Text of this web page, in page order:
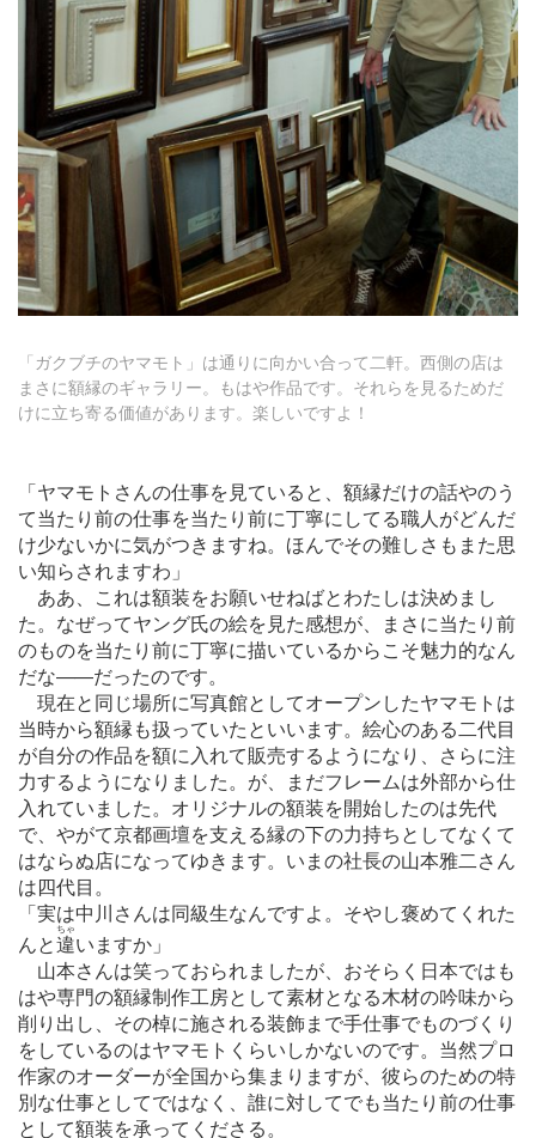
「ガクブチのヤマモト」は通りに向かい合って二軒。西側の店は
まさに額縁のギャラリー。もはや作品です。それらを見るためだ
けに立ち寄る価値があります。楽しいですよ！
「ヤマモトさんの仕事を見ていると、額縁だけの話やのう
て当たり前の仕事を当たり前に丁寧にしてる職人がどんだ
け少ないかに気がつきますね。ほんでその難しさもまた思
い知らされますわ」
ああ、これは額装をお願いせねばとわたしは決めまし
た。なぜってヤング氏の絵を見た感想が、まさに当たり前
のものを当たり前に丁寧に描いているからこそ魅力的なん
だな――だったのです。
現在と同じ場所に写真館としてオープンしたヤマモトは
当時から額縁も扱っていたといいます。絵心のある二代目
が自分の作品を額に入れて販売するようになり、さらに注
力するようになりました。が、まだフレームは外部から仕
入れていました。オリジナルの額装を開始したのは先代
で、やがて京都画壇を支える縁の下の力持ちとしてなくて
はならぬ店になってゆきます。いまの社長の山本雅二さん
は四代目。
「実は中川さんは同級生なんですよ。そやし褒めてくれた
んと違
ちゃ
いますか」
山本さんは笑っておられましたが、おそらく日本ではも
はや専門の額縁制作工房として素材となる木材の吟味から
削り出し、その棹に施される装飾まで手仕事でものづくり
をしているのはヤマモトくらいしかないのです。当然プロ
作家のオーダーが全国から集まりますが、彼らのための特
別な仕事としてではなく、誰に対してでも当たり前の仕事
として額装を承ってくださる。